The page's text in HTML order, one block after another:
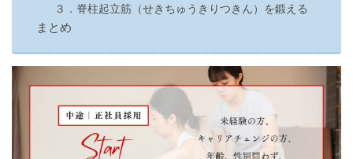
３．脊柱起立筋（せきちゅうきりつきん）を鍛える
まとめ